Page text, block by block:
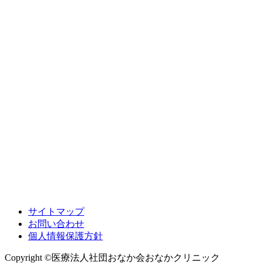
サイトマップ
お問い合わせ
個人情報保護方針
Copyright ©医療法人社団おなか会おなかクリニック